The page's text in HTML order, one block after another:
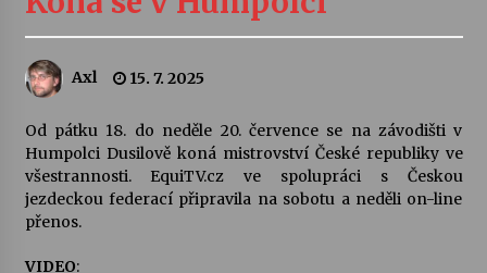
Veselí muzikanti
30. 7. 2026
šedesátka: 28. 7.–1. 8. 2026
28. 7. 2026
Letní koncerty ve Stromovce: Kolchoz a
Axl 15. 7. 2025
Od pátku 18. do neděle 20. července se na závodišti v
Humpolci Dusilově koná mistrovství České republiky ve
všestrannosti. EquiTV.cz ve spolupráci s Českou
jezdeckou federací připravila na sobotu a neděli on-line
přenos.
VIDEO: